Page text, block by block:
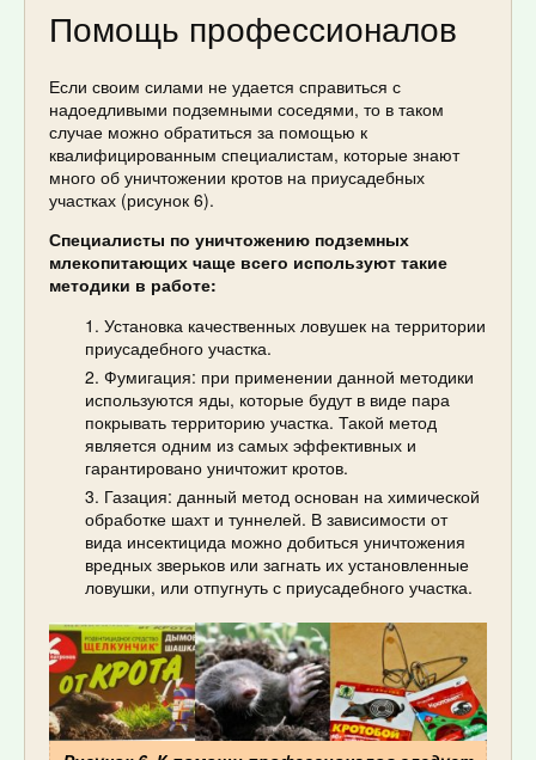
Помощь профессионалов
Если своим силами не удается справиться с
надоедливыми подземными соседями, то в таком
случае можно обратиться за помощью к
квалифицированным специалистам, которые знают
много об уничтожении кротов на приусадебных
участках (рисунок 6).
Специалисты по уничтожению подземных
млекопитающих чаще всего используют такие
методики в работе:
Установка качественных ловушек на территории
приусадебного участка.
Фумигация: при применении данной методики
используются яды, которые будут в виде пара
покрывать территорию участка. Такой метод
является одним из самых эффективных и
гарантировано уничтожит кротов.
Газация: данный метод основан на химической
обработке шахт и туннелей. В зависимости от
вида инсектицида можно добиться уничтожения
вредных зверьков или загнать их установленные
ловушки, или отпугнуть с приусадебного участка.